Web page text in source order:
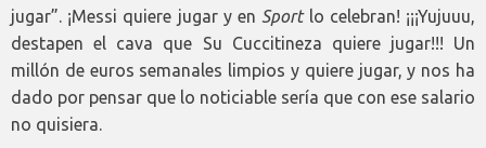
jugar”. ¡Messi quiere jugar y en Sportlo celebran! ¡¡¡Yujuuu,
destapen el cava que Su Cuccitineza quiere jugar!!! Un
millón de euros semanales limpios y quiere jugar, y nos ha
dado por pensar que lo noticiable sería que con ese salario
no quisiera.